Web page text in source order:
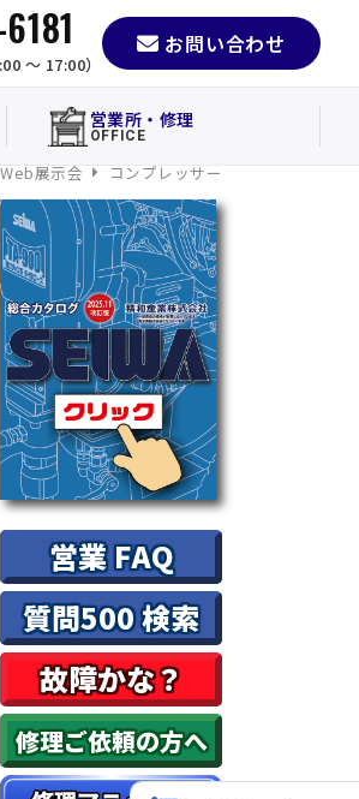
〜 17:00）
お問い合わせ
営業所・修理
OFFICE
Web展示会 コンプレッサー
営業 FAQ
質問500 検索
故障かな？
修理ご依頼の方へ